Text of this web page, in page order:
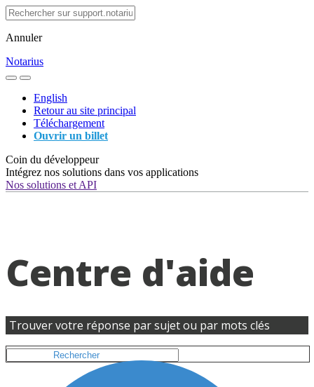
Annuler
Notarius
English
Retour au site principal
Téléchargement
Ouvrir un billet
Coin du développeur
Intégrez nos solutions dans vos applications
Nos solutions et API
Centre d'aide
Trouver votre réponse par sujet ou par mots clés